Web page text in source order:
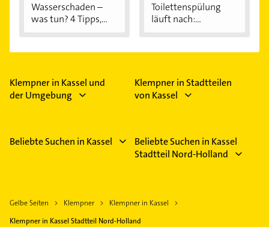
Wasserschaden –
was tun? 4 Tipps,...
Toilettenspülung
läuft nach:...
Klempner in Kassel und
der Umgebung
Klempner in Stadtteilen
von Kassel
Beliebte Suchen in Kassel
Beliebte Suchen in Kassel
Stadtteil Nord-Holland
Gelbe Seiten Klempner
Klempner in Kassel
Klempner in Kassel Stadtteil Nord-Holland